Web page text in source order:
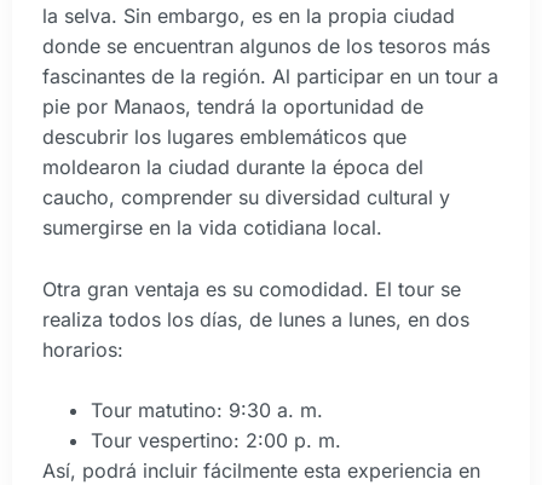
la selva. Sin embargo, es en la propia ciudad
donde se encuentran algunos de los tesoros más
fascinantes de la región. Al participar en un tour a
pie por Manaos, tendrá la oportunidad de
descubrir los lugares emblemáticos que
moldearon la ciudad durante la época del
caucho, comprender su diversidad cultural y
sumergirse en la vida cotidiana local.
Otra gran ventaja es su comodidad. El tour se
realiza todos los días, de lunes a lunes, en dos
horarios:
Tour matutino: 9:30 a. m.
Tour vespertino: 2:00 p. m.
Así, podrá incluir fácilmente esta experiencia en